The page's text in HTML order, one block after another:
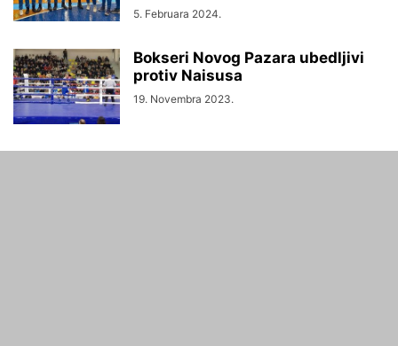
5. Februara 2024.
Bokseri Novog Pazara ubedljivi
protiv Naisusa
19. Novembra 2023.